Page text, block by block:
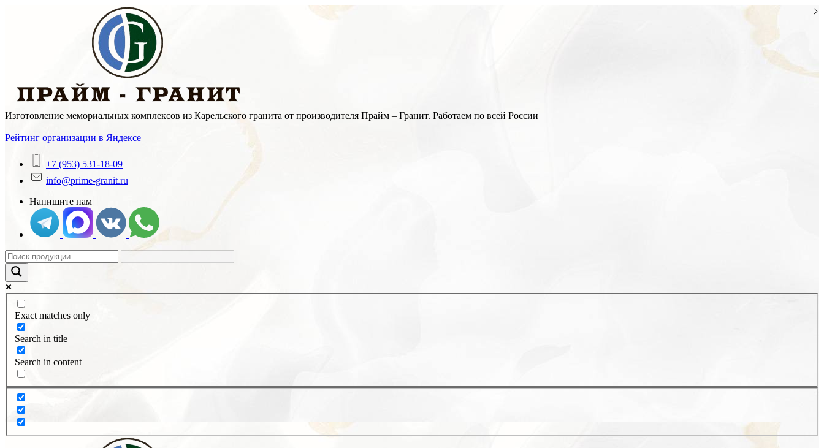
Изготовление мемориальных комплексов из Карельского гранита от производителя Прайм – Гранит. Работаем по всей России
Рейтинг организации в Яндексе
+7 (953) 531-18-09
info@prime-granit.ru
Напишите нам
Exact matches only
Search in title
Search in content